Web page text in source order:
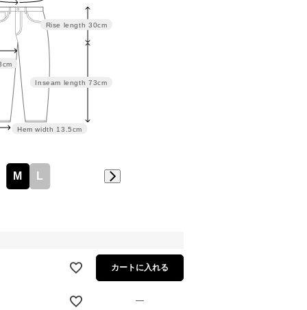
Inseam length 73cm
Rise length 30cm
Hem width 13.5cm
M L
カートに入れる
—